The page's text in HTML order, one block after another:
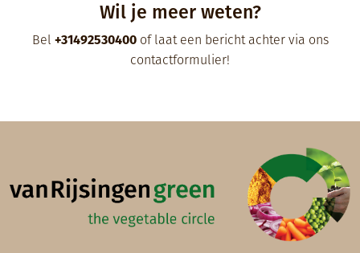
Wil je meer weten?
Bel +31492530400of laat een bericht achter via ons
contactformulier!